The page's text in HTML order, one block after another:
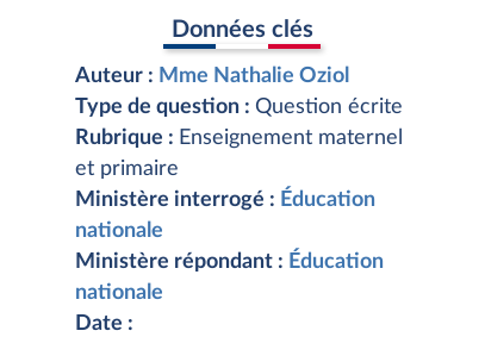
Données clés
Auteur : Mme Nathalie Oziol
Type de question : Question écrite
Rubrique : Enseignement maternel
et primaire
Ministère interrogé : Éducation
nationale
Ministère répondant : Éducation
nationale
Date :